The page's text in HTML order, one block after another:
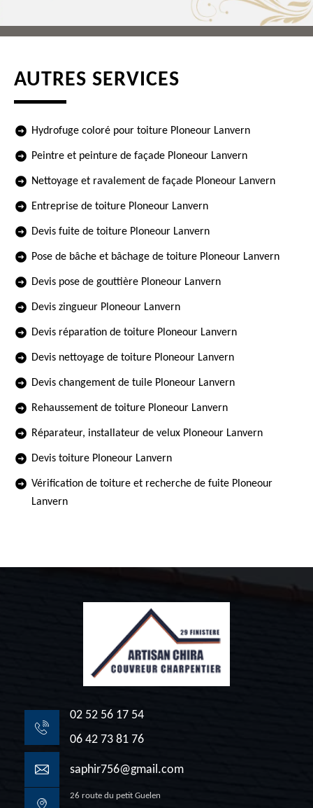
AUTRES SERVICES
Hydrofuge coloré pour toiture Ploneour Lanvern
Peintre et peinture de façade Ploneour Lanvern
Nettoyage et ravalement de façade Ploneour Lanvern
Entreprise de toiture Ploneour Lanvern
Devis fuite de toiture Ploneour Lanvern
Pose de bâche et bâchage de toiture Ploneour Lanvern
Devis pose de gouttière Ploneour Lanvern
Devis zingueur Ploneour Lanvern
Devis réparation de toiture Ploneour Lanvern
Devis nettoyage de toiture Ploneour Lanvern
Devis changement de tuile Ploneour Lanvern
Rehaussement de toiture Ploneour Lanvern
Réparateur, installateur de velux Ploneour Lanvern
Devis toiture Ploneour Lanvern
Vérification de toiture et recherche de fuite Ploneour
Lanvern
02 52 56 17 54
06 42 73 81 76
saphir756@gmail.com
26 route du petit Guelen